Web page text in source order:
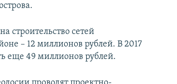
строительство сетей
– 12 миллионов рублей. В 2017
еще 49 миллионов рублей.